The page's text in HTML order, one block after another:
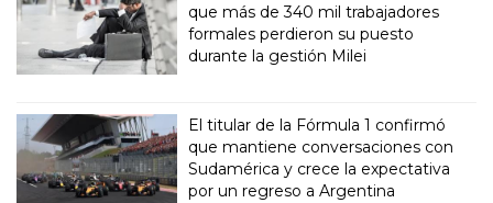
que más de 340 mil trabajadores
formales perdieron su puesto
durante la gestión Milei
El titular de la Fórmula 1 confirmó
que mantiene conversaciones con
Sudamérica y crece la expectativa
por un regreso a Argentina